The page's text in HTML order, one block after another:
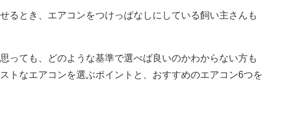
るとき、エアコンをつけっぱなしにしている飼い主さんも
っても、どのような基準で選べば良いのかわからない方も
トなエアコンを選ぶポイントと、おすすめのエアコン6つを